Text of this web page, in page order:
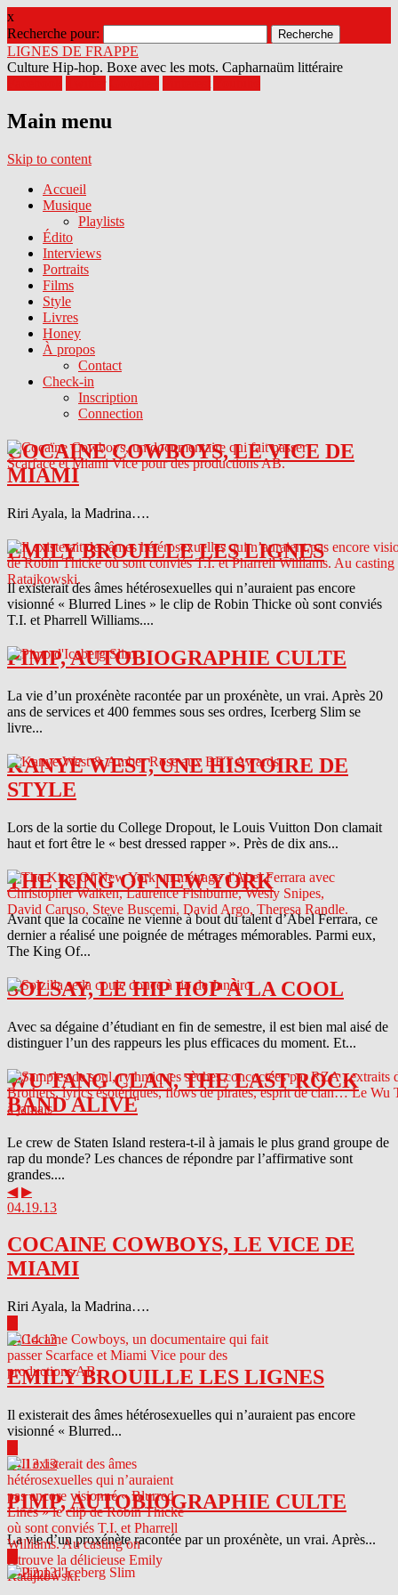
x
Recherche pour:
LIGNES DE FRAPPE
Culture Hip-hop. Boxe avec les mots. Capharnaüm littéraire
Main menu
Skip to content
Accueil
Musique
Playlists
Édito
Interviews
Portraits
Films
Style
Livres
Honey
À propos
Contact
Check-in
Inscription
Connection
COCAINE COWBOYS, LE VICE DE
MIAMI
Riri Ayala, la Madrina….
EMILY BROUILLE LES LIGNES
Il existerait des âmes hétérosexuelles qui n’auraient pas encore
visionné « Blurred Lines » le clip de Robin Thicke où sont conviés
T.I. et Pharrell Williams....
PIMP, AUTOBIOGRAPHIE CULTE
La vie d’un proxénète racontée par un proxénète, un vrai. Après 20
ans de services et 400 femmes sous ses ordres, Icerberg Slim se
livre...
KANYE WEST, UNE HISTOIRE DE
STYLE
Lors de la sortie du College Dropout, le Louis Vuitton Don clamait
haut et fort être le « best dressed rapper ». Près de dix ans...
THE KING OF NEW YORK
Avant que la cocaïne ne vienne à bout du talent d’Abel Ferrara, ce
dernier a réalisé une poignée de métrages mémorables. Parmi eux,
The King Of...
SOLSAY, LE HIP HOP À LA COOL
Avec sa dégaine d’étudiant en fin de semestre, il est bien mal aisé de
distinguer l’un des rappeurs les plus efficaces du moment. Et...
WU TANG CLAN, THE LAST ROCK
BAND ALIVE
Le crew de Staten Island restera-t-il à jamais le plus grand groupe de
rap du monde? Les chances de répondre par l’affirmative sont
grandes....
◀ ▶
04.19.13
COCAINE COWBOYS, LE VICE DE
MIAMI
Riri Ayala, la Madrina….
04.14.13
EMILY BROUILLE LES LIGNES
Il existerait des âmes hétérosexuelles qui n’auraient pas encore
visionné « Blurred...
04.13.13
PIMP, AUTOBIOGRAPHIE CULTE
La vie d’un proxénète racontée par un proxénète, un vrai. Après...
04.12.13